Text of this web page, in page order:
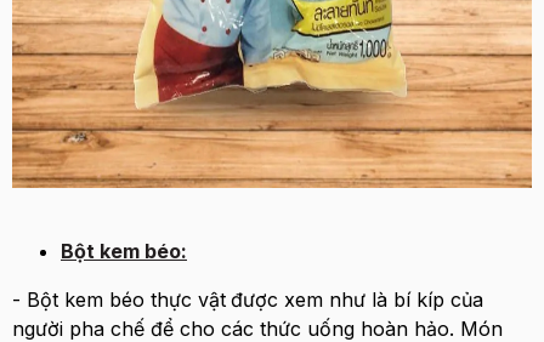
Bột kem béo:
- Bột kem béo thực vật được xem như là bí kíp của
người pha chế để cho các thức uống hoàn hảo. Món